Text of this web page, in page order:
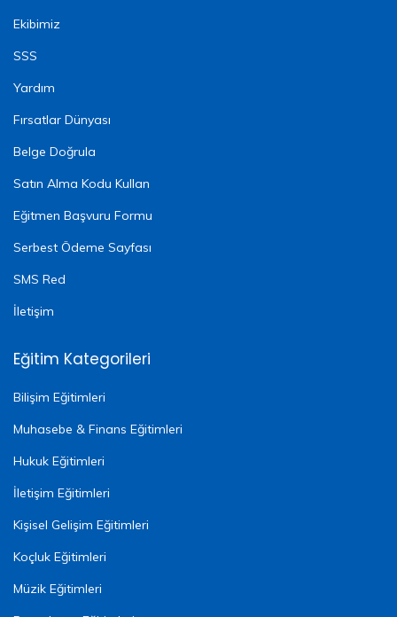
Ekibimiz
SSS
Yardım
Fırsatlar Dünyası
Belge Doğrula
Satın Alma Kodu Kullan
Eğitmen Başvuru Formu
Serbest Ödeme Sayfası
SMS Red
İletişim
Eğitim Kategorileri
Bilişim Eğitimleri
Muhasebe & Finans Eğitimleri
Hukuk Eğitimleri
İletişim Eğitimleri
Kişisel Gelişim Eğitimleri
Koçluk Eğitimleri
Müzik Eğitimleri